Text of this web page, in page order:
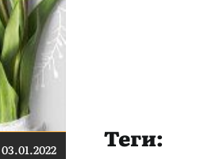
03.01.2022 Теги: